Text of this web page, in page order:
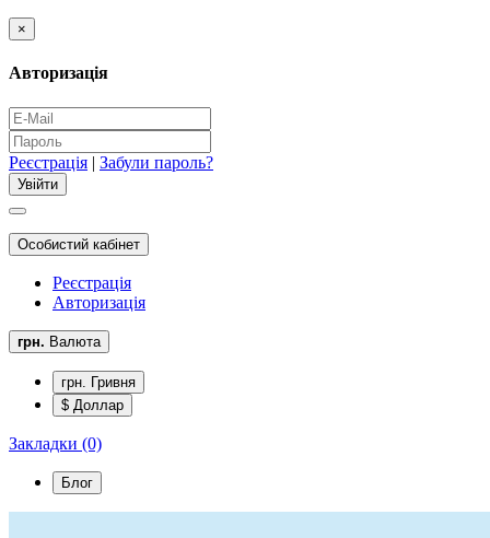
×
Авторизація
Реєстрація | Забули пароль?
Особистий кабінет
Реєстрація
Авторизація
грн. Валюта
грн. Гривня
$ Доллар
Закладки (0)
Блог